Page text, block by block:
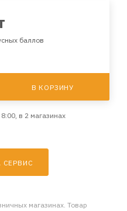
баллов
В КОРЗИНУ
в 2 магазинах
СЕРВИС
магазинах. Товар